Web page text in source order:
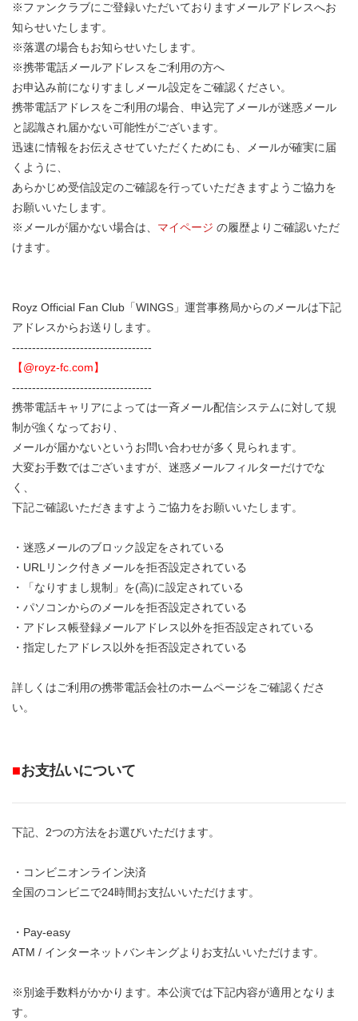
※ファンクラブにご登録いただいておりますメールアドレスへお
知らせいたします。
※落選の場合もお知らせいたします。
※携帯電話メールアドレスをご利用の方へ
お申込み前になりすましメール設定をご確認ください。
携帯電話アドレスをご利用の場合、申込完了メールが迷惑メール
と認識され届かない可能性がございます。
迅速に情報をお伝えさせていただくためにも、メールが確実に届
くように、
あらかじめ受信設定のご確認を行っていただきますようご協力を
お願いいたします。
※メールが届かない場合は、 マイページ の履歴よりご確認いただ
けます。
Royz Official Fan Club「WINGS」運営事務局からのメールは下記
アドレスからお送りします。
-----------------------------------
【@royz-fc.com】
-----------------------------------
携帯電話キャリアによっては一斉メール配信システムに対して規
制が強くなっており、
メールが届かないというお問い合わせが多く見られます。
大変お手数ではございますが、迷惑メールフィルターだけでな
く、
下記ご確認いただきますようご協力をお願いいたします。
・迷惑メールのブロック設定をされている
・URLリンク付きメールを拒否設定されている
・「なりすまし規制」を(高)に設定されている
・パソコンからのメールを拒否設定されている
・アドレス帳登録メールアドレス以外を拒否設定されている
・指定したアドレス以外を拒否設定されている
詳しくはご利用の携帯電話会社のホームページをご確認くださ
い。
■お支払いについて
下記、2つの方法をお選びいただけます。
・コンビニオンライン決済
全国のコンビニで24時間お支払いいただけます。
・Pay-easy
ATM / インターネットバンキングよりお支払いいただけます。
※別途手数料がかかります。本公演では下記内容が適用となりま
す。